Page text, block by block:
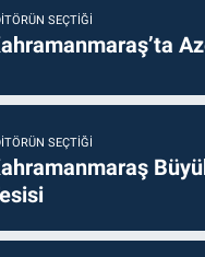
SEÇTIĞI
SEÇTIĞI